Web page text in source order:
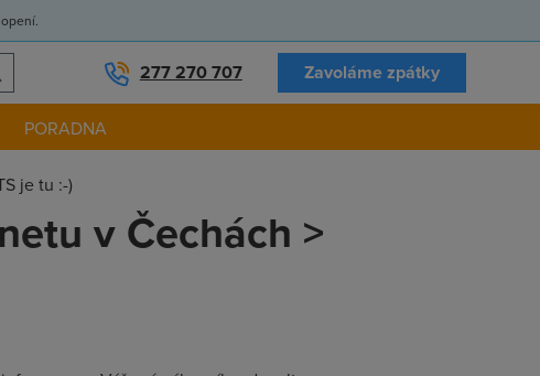
277 270 707 Zavoláme zpátky
PORADNA
je tu :-)
v Čechách >